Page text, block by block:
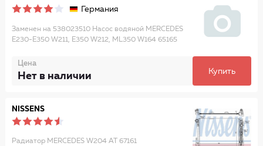
Германия
Заменен на 538023510 Насос водяной MERCEDES
E230-E350 W211, E350 W212, ML350 W164 65165
Цена
Нет в наличии Купить
NISSENS
Радиатор MERCEDES W204 AT 67161